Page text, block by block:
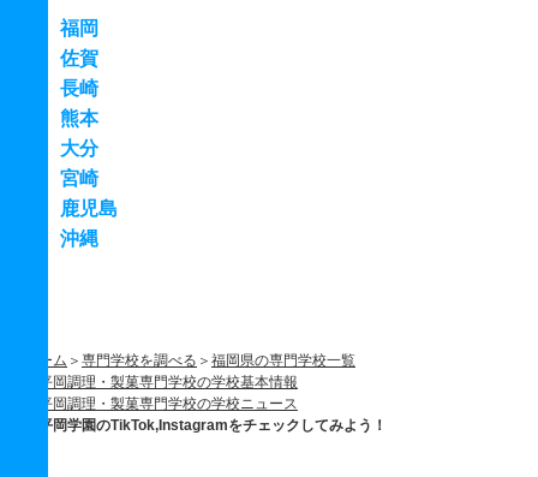
福岡
佐賀
長崎
熊本
大分
宮崎
鹿児島
沖縄
ホーム 専門学校を調べる
福岡県の専門学校一覧
平岡調理・製菓専門学校の学校基本情報
平岡調理・製菓専門学校の学校ニュース
平岡学園のTikTok,Instagramをチェックしてみよう！